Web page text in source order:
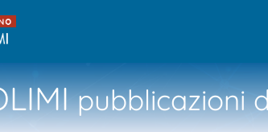
pubblicazioni